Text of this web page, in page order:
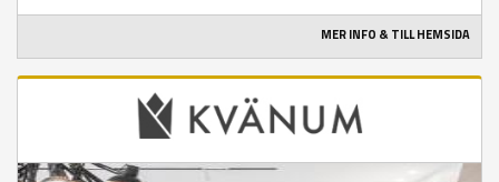
MER INFO & TILL HEMSIDA